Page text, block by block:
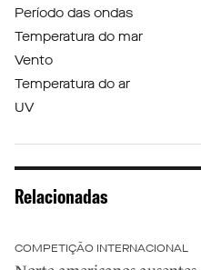
Período das ondas
Temperatura do mar
Vento
Temperatura do ar
UV
Relacionadas
COMPETIÇÃO INTERNACIONAL